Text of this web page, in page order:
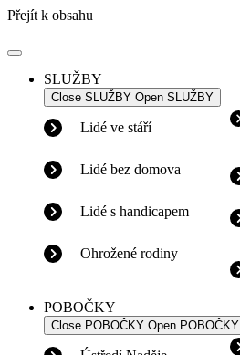
Přejít k obsahu
SLUŽBY
Close SLUŽBY Open SLUŽBY
Lidé ve stáří
Lidé bez domova
Lidé s handicapem
Ohrožené rodiny
POBOČKY
Close POBOČKY Open POBOČKY